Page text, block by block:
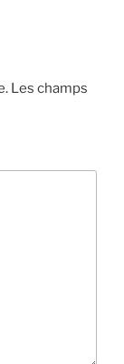
Les champs